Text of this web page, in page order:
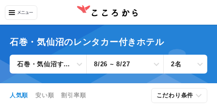
石巻・気仙沼のレンタカー付きホテル
石巻・気仙沼すべて 8/26 ~ 8/27 2名
人気順 安い順 割引率順 こだわり条件